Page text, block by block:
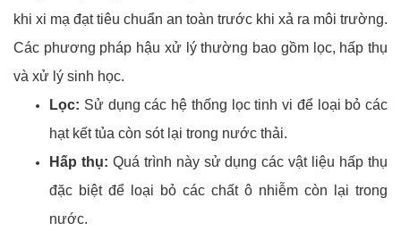
khi xi mạ đạt tiêu chuẩn an toàn trước khi xả ra môi trường.
Các phương pháp hậu xử lý thường bao gồm lọc, hấp thụ
và xử lý sinh học.
Lọc: Sử dụng các hệ thống lọc tinh vi để loại bỏ các
hạt kết tủa còn sót lại trong nước thải.
Hấp thụ: Quá trình này sử dụng các vật liệu hấp thụ
đặc biệt để loại bỏ các chất ô nhiễm còn lại trong
nước.